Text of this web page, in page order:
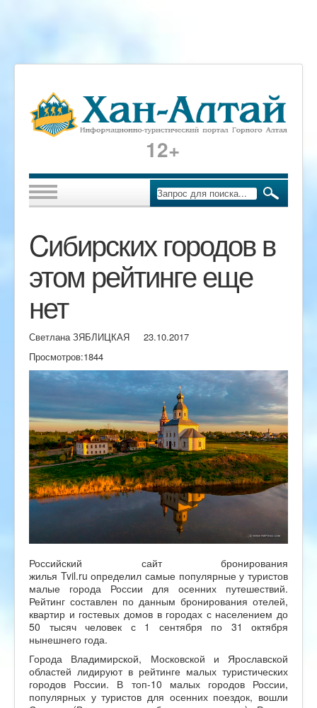
12+
Cибирских городов в
этом рейтинге еще
нет
Светлана ЗЯБЛИЦКАЯ
23.10.2017
Просмотров:1844
Российский сайт бронирования
жилья Tvil.ru определил самые популярные у туристов
малые города России для осенних путешествий.
Рейтинг составлен по данным бронирования отелей,
квартир и гостевых домов в городах с населением до
50 тысяч человек с 1 сентября по 31 октября
нынешнего года.
Города Владимирской, Московской и Ярославской
областей лидируют в рейтинге малых туристических
городов России. В топ-10 малых городов России,
популярных у туристов для осенних поездок, вошли